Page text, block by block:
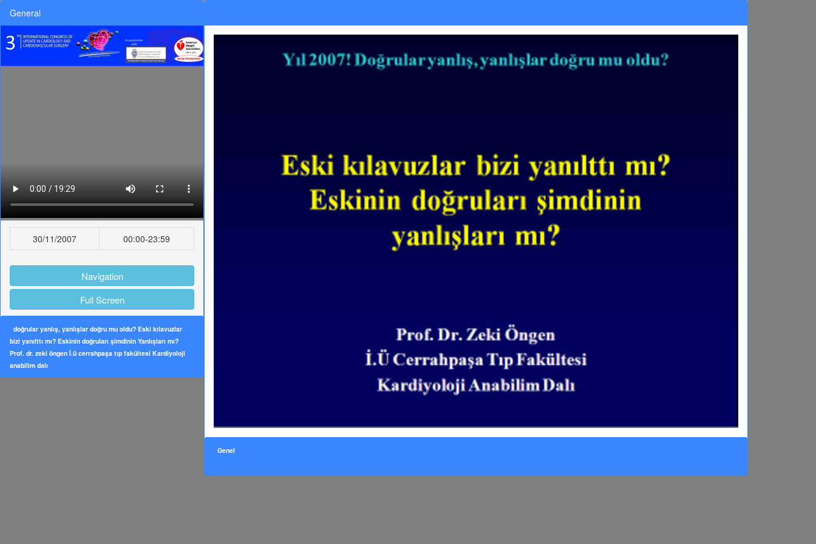
General
30/11/2007 00:00-23:59
Navigation
Full Screen
doğrular yanlış, yanlışlar doğru mu oldu? Eski kılavuzlar
bizi yanılttı mı? Eskinin doğruları şimdinin Yanlışları mı?
Prof. dr. zeki öngen İ.ü cerrahpaşa tıp fakültesi Kardiyoloji
anabilim dalı
Genel